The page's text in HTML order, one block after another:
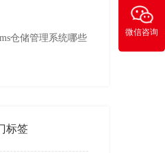
仓储管理系统哪些
标签
微信咨询